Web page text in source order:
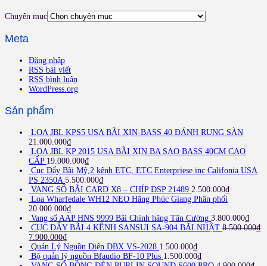
Chuyên mục
Meta
Đăng nhập
RSS bài viết
RSS bình luận
WordPress.org
Sản phẩm
LOA JBL KPS5 USA BÃI XỊN-BASS 40 ĐÁNH RUNG SÀN
21.000.000₫
LOA JBL KP 2015 USA BÃI XỊN BA SAO BASS 40CM CAO
CẤP 19.000.000₫
Cục Đẩy Bãi Mỹ,2 kênh ETC, ETC Enterpriese inc Califonia USA
PS 2350A 5.500.000₫
VANG SỐ BÃI CARD X8 – CHÍP DSP 21489 2.500.000₫
Loa Wharfedale WH12 NEO Hãng Phúc Giang Phân phối
20.000.000₫
Vang số AAP HNS 9999 Bãi Chính hãng Tân Cường 3.800.000₫
CỤC ĐẨY BÃI 4 KÊNH SANSUI SA-904 BÃI NHẬT 8.500.000₫
7.900.000₫
Quản Lý Nguồn Điện DBX VS-2028 1.500.000₫
Bộ quản lý nguồn Bfaudio BF-10 Plus 1.500.000₫